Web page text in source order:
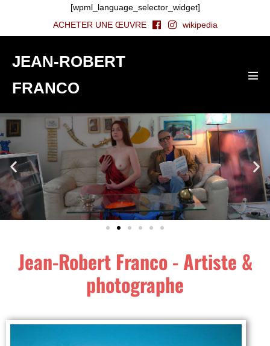
[wpml_language_selector_widget]
ACHETER UNE ŒUVRE
wikipedia
JEAN-ROBERT
FRANCO
Jean-Robert Franco - Artiste &
photographe